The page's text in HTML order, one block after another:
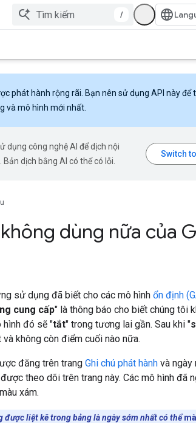
/
phát hành rộng rãi. Bạn nên sử dụng API này để
và mô hình mới nhất.
dụng công nghệ AI để dịch nội
dịch bằng AI có thể có lỗi.
dùng nữa của
sử dụng đã biết cho các mô hình ổn định
cung cấp" là thông báo cho biết chúng tôi
hình đó sẽ "tắt" trong tương lai gần. Sau khi "
không còn điểm cuối nào nữa.
đăng trên trang Ghi chú phát hành và ngày
theo dõi trên trang này. Các mô hình đã
xám.
được liệt kê trong bảng là ngày sớm nhất có thể